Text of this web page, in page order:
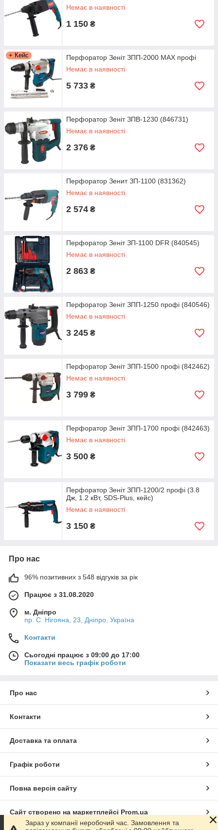
Немає в наявності
1 150 ₴
+ Кейс
Перфоратор Зеніт ЗПП-2000 MAX профі
Немає в наявності
5 733 ₴
Перфоратор Зеніт ЗПВ-1230 (846731)
Немає в наявності
2 376 ₴
Перфоратор Зенит ЗП-1100 (831362)
Немає в наявності
2 574 ₴
Перфоратор Зеніт ЗП-1100 DFR (840545)
Немає в наявності
2 863 ₴
Перфоратор Зеніт ЗПП-1250 профі (840546)
Немає в наявності
3 245 ₴
Перфоратор Зеніт ЗПП-1500 профі (842462)
Немає в наявності
3 799 ₴
Перфоратор Зеніт ЗПП-1700 профі (842463)
Немає в наявності
3 500 ₴
Перфоратор Зеніт ЗПП-1200/2 профі (3.8
Дж, 1.2 кВт, SDS-Plus, кейс)
Немає в наявності
3 150 ₴
Про нас
96% позитивних з 548 відгуків за рік
Працює з 31.08.2020
м. Дніпро
пр. С. Нігояна, 23, Дніпро, Україна
Контакти
Сьогодні працює з 09:00 до 17:00
Показати весь графік роботи
Про нас
Контакти
Доставка та оплата
Графік роботи
Повна версія сайту
Сайт створено на маркетплейсі Prom.ua
Зараз у компанії неробочий час. Замовлення та